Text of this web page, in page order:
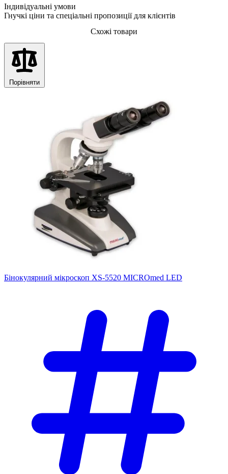
Індивідуальні умови
Гнучкі ціни та спеціальні пропозиції для клієнтів
Схожі товари
Порівняти
Бінокулярний мікроскоп XS-5520 MICROmed LED